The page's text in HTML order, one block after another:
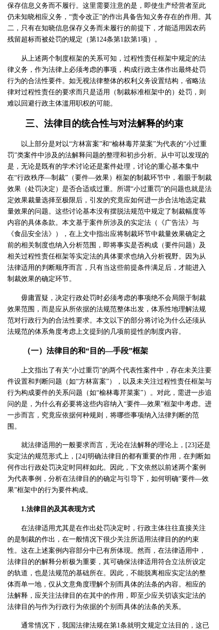
保存信息义务而不履行。这里需要注意的是，即使生产经营者至此
仍未知晓相应义务，“责令改正”的作出具备告知义务存在的作用。其
二，只有在知晓信息保存义务而未履行的前提下，才能适用因农药
残留超标而被处罚的规定（第124条第1款第1项）。
从上述两个制度框架的关系可知，过程性责任框架中规定的法
律义务，作为法律上必须考虑的事项，构成行政主体作出最终处罚
行为的合法性要件。如无视法律整体的权利义务设置结构，省略法
律对过程性责任的要求而只是适用（制裁标准框架中的）处罚，则
难以回避行政主体滥用职权的可能。
三、法律目的统合性与对法解释的约束
以上部分是对以“方林富案”和“榆林毒芹菜案”为代表的“小过重
罚”类案件中涉及的法解释问题的整理和初步分析。从中可以发现的
是，无论是既有的学术讨论还是案件处理，讨论的重心基本集中
在“行政秩序—制裁”（要件—效果）框架的制裁环节中，着眼于制裁
效果（处罚决定）是否合适或过重。所谓“小过重罚”的问题也就是法
定效果裁量选择至极限后，引发的究竟应如何进一步合法地选定裁
量效果的问题。这些讨论基本没有摆脱法规范中规定了制裁幅度等
内容的具体条款。本文基于案件所涉及的实定法（《广告法》与
《食品安全法》），在上文中指出应将制裁环节中裁量效果确定之
前的相关制度也纳入分析范围，即将事实是否构成（要件问题）及
相关过程性责任框架等实定法的具体要求也纳入分析视野。因为从
法律适用的判断顺序而言，只有当这些前提条件满足后，才能进入
制裁效果的确定环节。
毋庸置疑，决定行政处罚时必须考虑的事项绝不会局限于制裁
效果范围，而是应从所依据的法规范整体出发，体系性地理解法规
范对行政行为的合法性要求。本文以下的部分将讨论为什么还须从
法规范的体系角度考虑上文提到的几项前提性的制度内容。
（一）法律目的和“目的—手段”框架
上文指出了有关“小过重罚”的两个代表性案件中，存在未关注要
件设置和判断问题（如“方林富案”），以及未关注过程性责任框架与
行为构成要件的关系问题（如“榆林毒芹菜案”）。对此，需进一步追
问的是，为什么有必要将这些内容纳入“要件—效果”框架中考虑。进
一步而言，究竟应依据何种规则，将哪些事项纳入法律判断的范
围。
就法律适用的一般要求而言，无论在法解释的理论上，[23]还是
实定法的规范形式上，[24]明确法律目的都有重要的作用，在判断如
何作出行政处罚决定时同样如此。因此，下文依然以前述两个案例
为代表事例，分析在法律目的的确定与引导下，如何明确“要件—效
果”框架中的行为要件构成。
1.法律目的及其表现方式
在法律适用尤其是在作出处罚决定时，行政主体往往直接关注
的是制裁的作出，在一般情况下很少关注所适用法律目的的约束
性。这在上述案例内容部分中已有所体现。然而，在法律适用中，
法律目的的解释分析极为重要，其可确保法律适用符合立法所设定
的轨道，也是法规范的基础所在。因此，不能脱离相应实定法的整
体而单一地，仅从文意角度理解个别而具体的法条的内容。相应的
法解释，应关注法律目的在其中的作用，即至少应关切该实定法的
法律目的与作为行政行为依据的个别而具体的法条的关系。
通常情况下，我国法律法规在第1条就明文规定立法目的，这已